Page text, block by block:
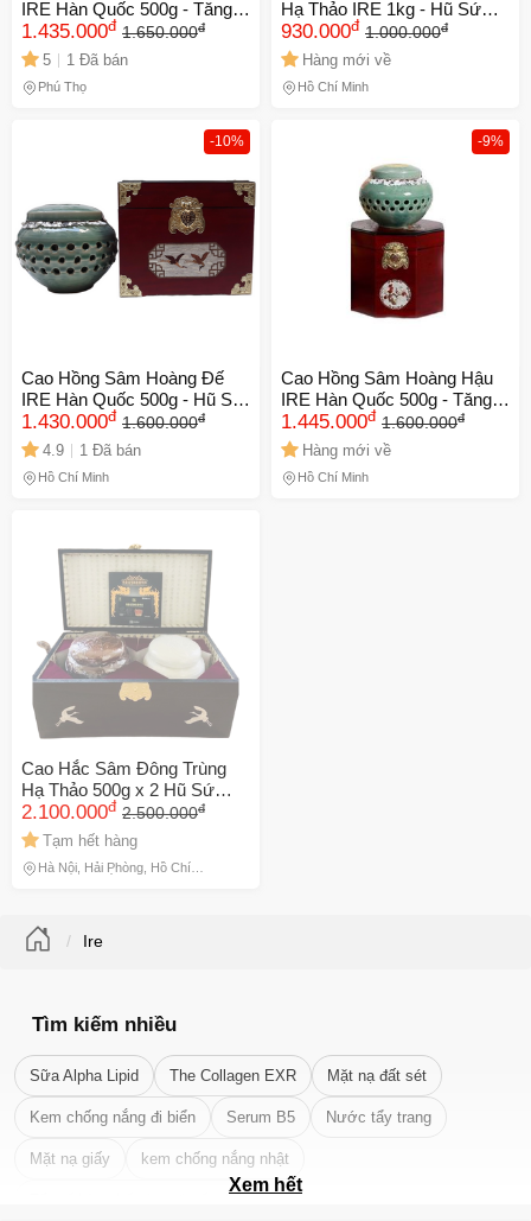
IRE Hàn Quốc 500g - Tăng
Cường Sức Khỏe, Hỗ Trợ
Tập Trung, Phục Hồi Năng
Lượng, Bổ Dưỡng Mọi Lứa
Tuổi
1.435.000đ 1.650.000đ
5 1 Đã bán
Phú Thọ
Hạ Thảo IRE 1kg - Hũ Sứ
Sang Trọng, Hỗ Trợ Nâng
Cao Sức Khỏe và Thể Lực,
Hỗ Trợ Tinh Thần Tỉnh Táo
930.000đ 1.000.000đ
Hàng mới về
Hồ Chí Minh
-10%
Cao Hồng Sâm Hoàng Đế
IRE Hàn Quốc 500g - Hũ Sứ
Sang Trọng, Tăng Cường
Sức Khỏe và Tập Trung, Quà
Tặng Đặc Biệt
1.430.000đ 1.600.000đ
4.9 1 Đã bán
Hồ Chí Minh
-9%
Cao Hồng Sâm Hoàng Hậu
IRE Hàn Quốc 500g - Tăng
Cường Sức Khỏe, Làm Đẹp
Da, Hỗ Trợ Cân Bằng Kinh
Nguyệt cho Phụ Nữ
1.445.000đ 1.600.000đ
Hàng mới về
Hồ Chí Minh
Cao Hắc Sâm Đông Trùng
Hạ Thảo 500g x 2 Hũ Sứ
Hàn Quốc - Tăng Cường
Sức Đề Kháng, Cải Thiện
Giấc Ngủ, Giảm Stress
2.100.000đ 2.500.000đ
Tạm hết hàng
Hà Nội, Hải Phòng, Hồ Chí
Ire
Tìm kiếm nhiều
Sữa Alpha Lipid The Collagen EXR Mặt nạ đất sét
Kem chống nắng đi biển Serum B5 Nước tẩy trang
Mặt nạ giấy kem chống nắng nhật
Xem hết